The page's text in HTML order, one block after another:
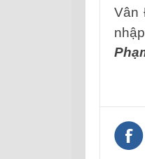
Vân